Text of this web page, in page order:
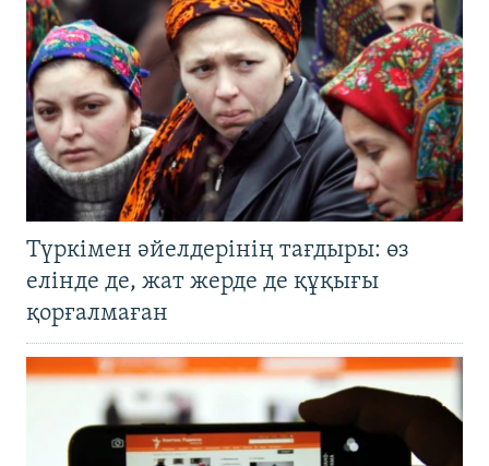
Түркімен әйелдерінің тағдыры: өз
елінде де, жат жерде де құқығы
қорғалмаған